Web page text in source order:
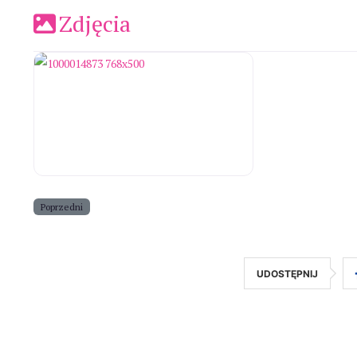
Zdjęcia
Poprzedni
UDOSTĘPNIJ